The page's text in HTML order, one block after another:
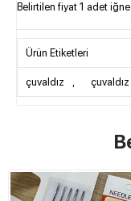
Belirtilen fiyat 1 adet
Ürün Etiketleri
çuvaldız ,